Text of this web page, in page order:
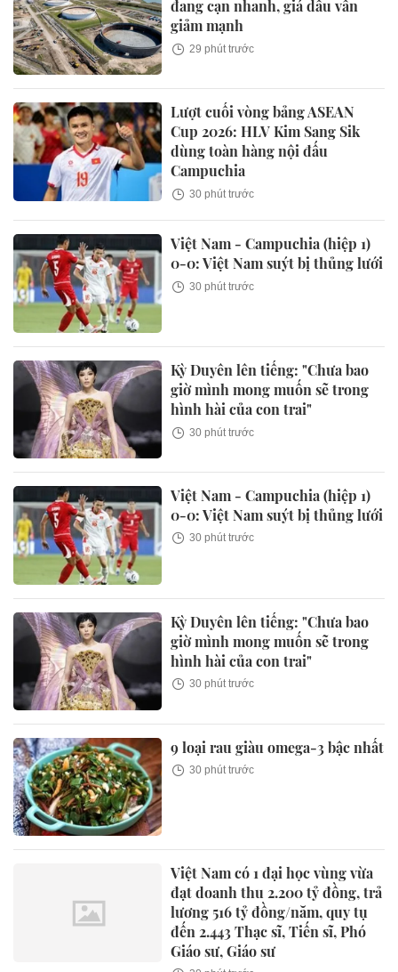
đang cạn nhanh, giá dầu vẫn
giảm mạnh
29 phút trước
Lượt cuối vòng bảng ASEAN
Cup 2026: HLV Kim Sang Sik
dùng toàn hàng nội đấu
Campuchia
30 phút trước
Việt Nam - Campuchia (hiệp 1)
0-0: Việt Nam suýt bị thủng lưới
30 phút trước
Kỳ Duyên lên tiếng: "Chưa bao
giờ mình mong muốn sẽ trong
hình hài của con trai"
30 phút trước
Việt Nam - Campuchia (hiệp 1)
0-0: Việt Nam suýt bị thủng lưới
30 phút trước
Kỳ Duyên lên tiếng: "Chưa bao
giờ mình mong muốn sẽ trong
hình hài của con trai"
30 phút trước
9 loại rau giàu omega-3 bậc nhất
30 phút trước
Việt Nam có 1 đại học vùng vừa
đạt doanh thu 2.200 tỷ đồng, trả
lương 516 tỷ đồng/năm, quy tụ
đến 2.443 Thạc sĩ, Tiến sĩ, Phó
Giáo sư, Giáo sư